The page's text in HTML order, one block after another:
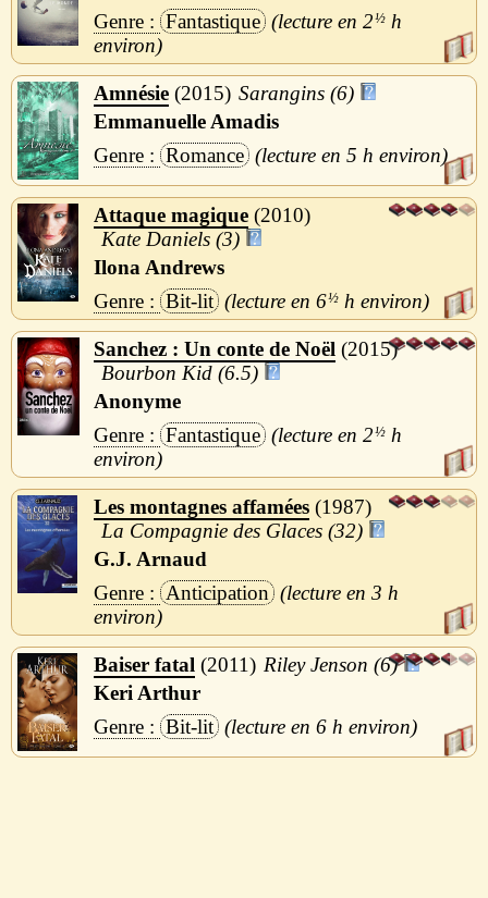
Fantastique
2½ h
Amnésie 2015
Sarangins (6)
Emmanuelle Amadis
Romance
5 h
Attaque magique 2010
Kate Daniels (3)
Ilona Andrews
Bit-lit
6½ h
Sanchez : Un conte de Noël
2015
Bourbon Kid (6.5)
Anonyme
Fantastique
2½ h
Les montagnes affamées 1987
La Compagnie des Glaces (32)
G.J. Arnaud
Anticipation
3 h
Baiser fatal 2011
Riley Jenson (6)
Keri Arthur
Bit-lit
6 h